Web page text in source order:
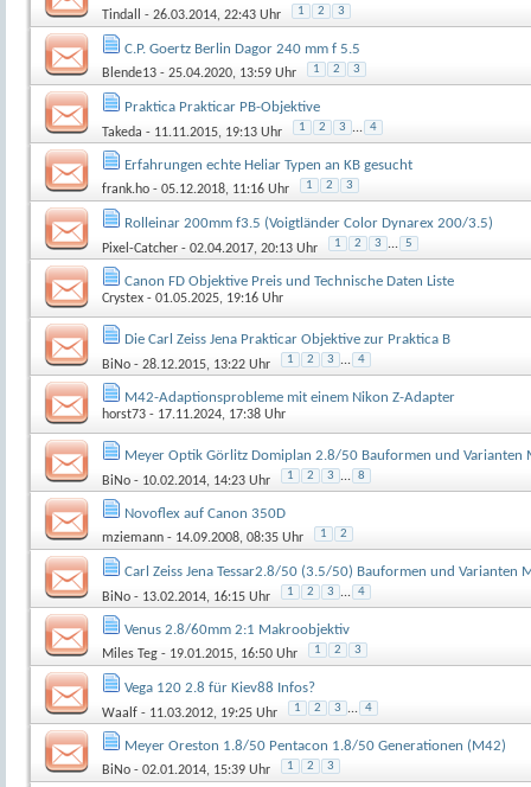
Tindall - 26.03.2014, 22:43 Uhr 1 2 3
C.P. Goertz Berlin Dagor 240 mm f 5.5
Blende13 - 25.04.2020, 13:59 Uhr 1 2 3
Praktica Prakticar PB-Objektive
Takeda - 11.11.2015, 19:13 Uhr 1 2 3 ... 4
Erfahrungen echte Heliar Typen an KB gesucht
frank.ho - 05.12.2018, 11:16 Uhr 1 2 3
Rolleinar 200mm f3.5 (Voigtländer Color Dynarex 200/3.5)
Pixel-Catcher - 02.04.2017, 20:13 Uhr 1 2 3 ... 5
Canon FD Objektive Preis und Technische Daten Liste
Crystex - 01.05.2025, 19:16 Uhr
Die Carl Zeiss Jena Prakticar Objektive zur Praktica B
BiNo - 28.12.2015, 13:22 Uhr 1 2 3 ... 4
M42-Adaptionsprobleme mit einem Nikon Z-Adapter
horst73 - 17.11.2024, 17:38 Uhr
Meyer Optik Görlitz Domiplan 2.8/50 Bauformen und Varianten
BiNo - 10.02.2014, 14:23 Uhr 1 2 3 ... 8
Novoflex auf Canon 350D
mziemann - 14.09.2008, 08:35 Uhr 1 2
Carl Zeiss Jena Tessar2.8/50 (3.5/50) Bauformen und Varianten
BiNo - 13.02.2014, 16:15 Uhr 1 2 3 ... 4
Venus 2.8/60mm 2:1 Makroobjektiv
Miles Teg - 19.01.2015, 16:50 Uhr 1 2 3
Vega 120 2.8 für Kiev88 Infos?
Waalf - 11.03.2012, 19:25 Uhr 1 2 3 ... 4
Meyer Oreston 1.8/50 Pentacon 1.8/50 Generationen (M42)
BiNo - 02.01.2014, 15:39 Uhr 1 2 3